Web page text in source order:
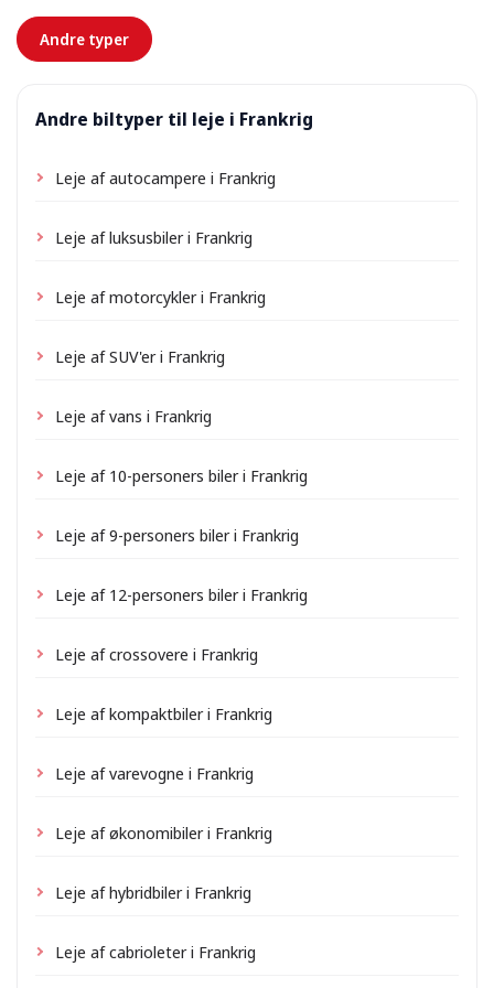
forhånd.
Andre typer
Andre biltyper til leje i Frankrig
Leje af autocampere i Frankrig
Leje af luksusbiler i Frankrig
Leje af motorcykler i Frankrig
Leje af SUV'er i Frankrig
Leje af vans i Frankrig
Leje af 10-personers biler i Frankrig
Leje af 9-personers biler i Frankrig
Leje af 12-personers biler i Frankrig
Leje af crossovere i Frankrig
Leje af kompaktbiler i Frankrig
Leje af varevogne i Frankrig
Leje af økonomibiler i Frankrig
Leje af hybridbiler i Frankrig
Leje af cabrioleter i Frankrig